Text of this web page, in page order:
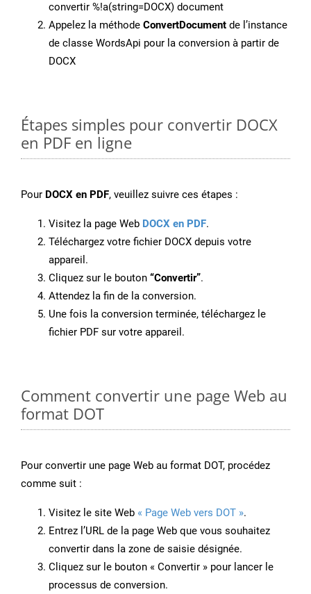
convertir %!a(string=DOCX) document
Appelez la méthode ConvertDocument de l’instance
de classe WordsApi pour la conversion à partir de
DOCX
Étapes simples pour convertir DOCX
en PDF en ligne
Pour DOCX en PDF, veuillez suivre ces étapes :
Visitez la page Web DOCX en PDF.
Téléchargez votre fichier DOCX depuis votre
appareil.
Cliquez sur le bouton “Convertir”.
Attendez la fin de la conversion.
Une fois la conversion terminée, téléchargez le
fichier PDF sur votre appareil.
Comment convertir une page Web au
format DOT
Pour convertir une page Web au format DOT, procédez
comme suit :
Visitez le site Web « Page Web vers DOT ».
Entrez l’URL de la page Web que vous souhaitez
convertir dans la zone de saisie désignée.
Cliquez sur le bouton « Convertir » pour lancer le
processus de conversion.